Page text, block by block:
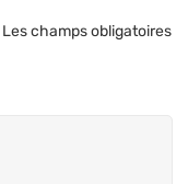
Les champs obligatoires